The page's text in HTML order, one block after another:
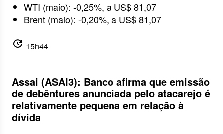
WTI (maio): -0,25%, a US$ 81,07
Brent (maio): -0,20%, a US$ 81,07
update 15h44
Assai (ASAI3): Banco afirma que emissão
de debêntures anunciada pelo atacarejo é
relativamente pequena em relação à
dívida